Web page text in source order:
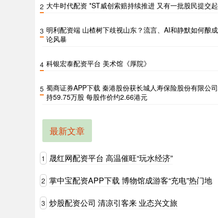
2 大牛时代配资 *ST威创索赔持续推进 又有一批股民提交
3 明利配资端 山楂树下歧视山东？流言、AI和静默如何酿
论风暴
4 科银宏泰配资平台 美术馆《厚院》
5 蜀商证券APP下载 秦港股份获长城人寿保险股份有限公
持59.75万股 每股作价约2.66港元
最新文章
1 晟红网配资平台 高温催旺“玩水经济”
2 掌中宝配资APP下载 博物馆成游客“充电”热门地
3 炒股配资公司 清凉引客来 业态兴文旅